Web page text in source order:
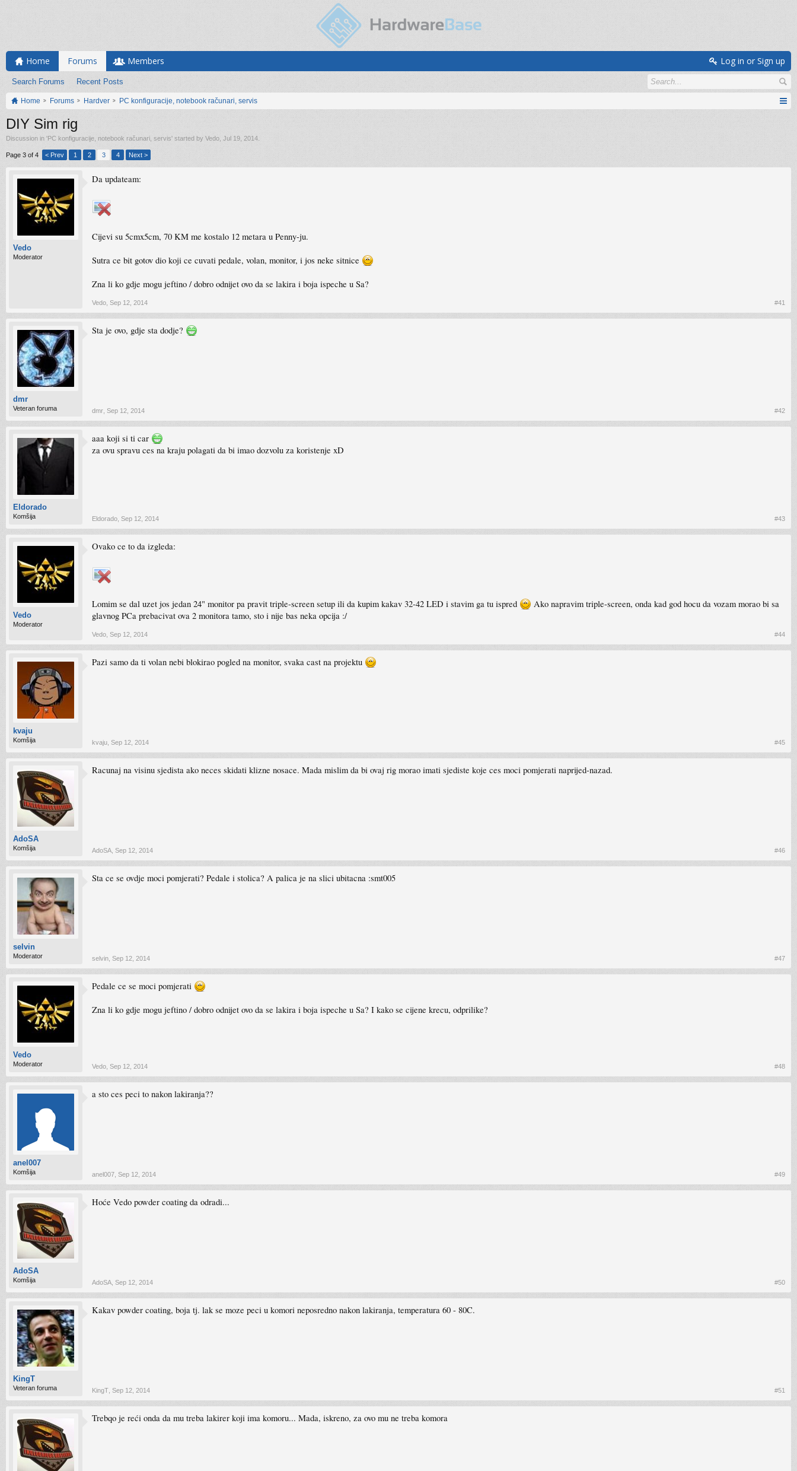
Home Forums
Search Forums Recent Posts
Members Log in or Sign up
Home Forums Hardver PC konfiguracije, notebook računari, servis
DIY Sim rig
Discussion in 'PC konfiguracije, notebook računari, servis' started by Vedo Jul 19, 2014
Page 3 of 4 < Prev 1 2 3 4 Next >
Vedo
Moderator
Da updateam:
Cijevi su 5cmx5cm, 70 KM me kostalo 12 metara u Penny-ju.
Sutra ce bit gotov dio koji ce cuvati pedale, volan, monitor, i jos neke sitnice
Zna li ko gdje mogu jeftino / dobro odnijet ovo da se lakira i boja ispeche u Sa?
Vedo Sep 12, 2014 #41
dmr
Veteran foruma
Sta je ovo, gdje sta dodje?
dmr Sep 12, 2014 #42
Eldorado
Komšija
aaa koji si ti car
za ovu spravu ces na kraju polagati da bi imao dozvolu za koristenje xD
Eldorado Sep 12, 2014 #43
Vedo
Moderator
Ovako ce to da izgleda:
Lomim se dal uzet jos jedan 24" monitor pa pravit triple-screen setup ili da kupim kakav 32-42 LED i stavim ga tu ispred
Ako napravim triple-screen, onda kad god hocu da vozam morao bi sa
glavnog PCa prebacivat ova 2 monitora tamo, sto i nije bas neka opcija :/
Vedo Sep 12, 2014 #44
kvaju
Komšija
Pazi samo da ti volan nebi blokirao pogled na monitor, svaka cast na projektu
kvaju Sep 12, 2014 #45
AdoSA
Komšija
Racunaj na visinu sjedista ako neces skidati klizne nosace. Mada mislim da bi ovaj rig morao imati sjediste koje ces moci pomjerati naprijed-nazad.
AdoSA Sep 12, 2014 #46
selvin
Moderator
Sta ce se ovdje moci pomjerati? Pedale i stolica? A palica je na slici ubitacna :smt005
selvin Sep 12, 2014 #47
Vedo
Moderator
Pedale ce se moci pomjerati
Zna li ko gdje mogu jeftino / dobro odnijet ovo da se lakira i boja ispeche u Sa? I kako se cijene krecu, odprilike?
Vedo Sep 12, 2014 #48
anel007
Komšija
a sto ces peci to nakon lakiranja??
anel007 Sep 12, 2014 #49
AdoSA
Komšija
Hoće Vedo powder coating da odradi...
AdoSA Sep 12, 2014 #50
KingT
Veteran foruma
Kakav powder coating, boja tj. lak se moze peci u komori neposredno nakon lakiranja, temperatura 60 - 80C.
KingT Sep 12, 2014 #51
Trebqo je reći onda da mu treba lakirer koji ima komoru... Mada, iskreno, za ovo mu ne treba komora